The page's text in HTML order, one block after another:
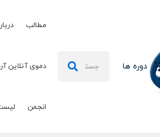
دوره ها
برای:
مطالب
دموی آنلاین
انجمن